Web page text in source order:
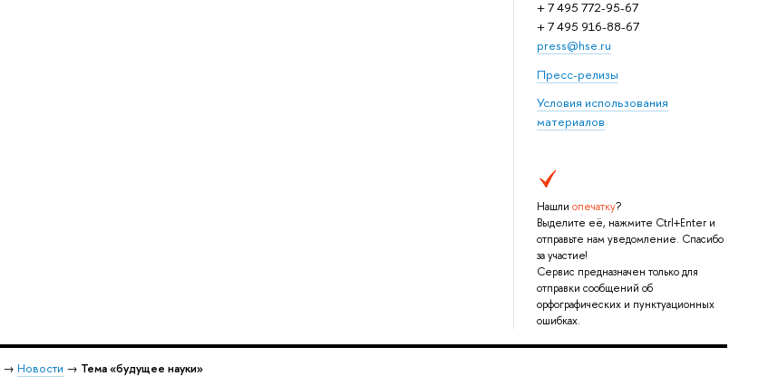
+ 7 495 772-95-67
+ 7 495 916-88-67
press@hse.ru
Пресс-релизы
Условия использования
материалов
Нашли опечатку?
Выделите её, нажмите Ctrl+Enter и
отправьте нам уведомление. Спасибо
за участие!
Сервис предназначен только для
отправки сообщений об
орфографических и пунктуационных
ошибках.
→ Новости → Тема «будущее науки»